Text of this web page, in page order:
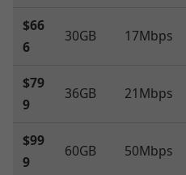
$66
6
30GB 17Mbps
$79
9
36GB 21Mbps
$99
9
60GB 50Mbps